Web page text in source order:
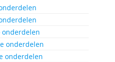
onderdelen
onderdelen
onderdelen